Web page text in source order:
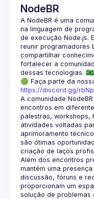
NodeBR
A NodeBR é uma
na linguagem de
de execução Node.js.
reunir programadores
compartilhar
fortalecer a
🟢 Faça parte da
https://discord.gg/
A comunidade
encontros em
palestras, workshops,
atividades voltadas
aprimoramento
são ótimas
Além dos encontros
mantém uma
discussão, fóruns e
proporcionam um
solução de problemas